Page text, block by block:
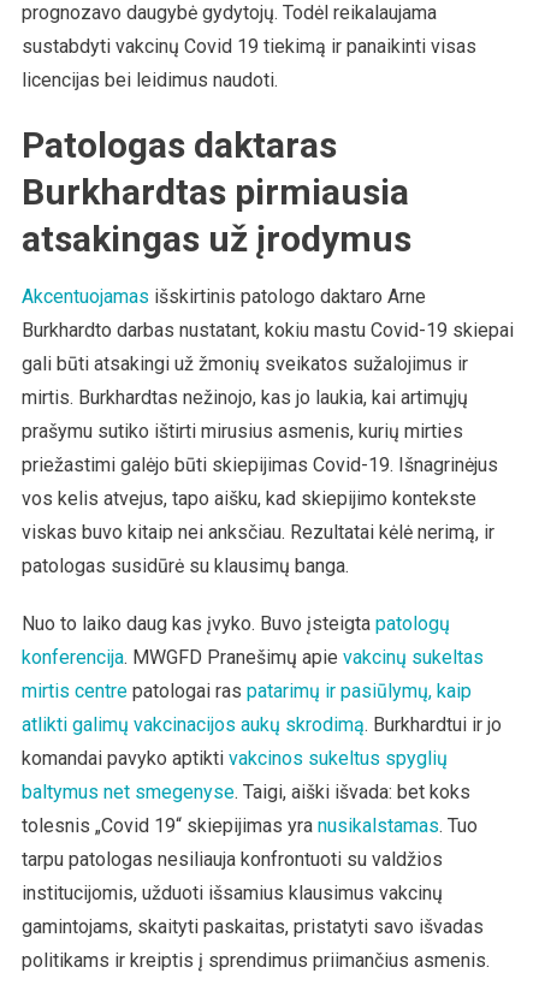
prognozavo daugybė gydytojų. Todėl reikalaujama
sustabdyti vakcinų Covid 19 tiekimą ir panaikinti visas
licencijas bei leidimus naudoti.
Patologas daktaras
Burkhardtas pirmiausia
atsakingas už įrodymus
Akcentuojamas išskirtinis patologo daktaro Arne
Burkhardto darbas nustatant, kokiu mastu Covid-19 skiepai
gali būti atsakingi už žmonių sveikatos sužalojimus ir
mirtis. Burkhardtas nežinojo, kas jo laukia, kai artimųjų
prašymu sutiko ištirti mirusius asmenis, kurių mirties
priežastimi galėjo būti skiepijimas Covid-19. Išnagrinėjus
vos kelis atvejus, tapo aišku, kad skiepijimo kontekste
viskas buvo kitaip nei anksčiau. Rezultatai kėlė nerimą, ir
patologas susidūrė su klausimų banga.
Nuo to laiko daug kas įvyko. Buvo įsteigta patologų
konferencija. MWGFD Pranešimų apie vakcinų sukeltas
mirtis centrepatologai ras patarimų ir pasiūlymų, kaip
atlikti galimų vakcinacijos aukų skrodimą. Burkhardtui ir jo
komandai pavyko aptikti vakcinos sukeltus spyglių
baltymus net smegenyse. Taigi, aiški išvada: bet koks
tolesnis „Covid 19“ skiepijimas yra nusikalstamas. Tuo
tarpu patologas nesiliauja konfrontuoti su valdžios
institucijomis, užduoti išsamius klausimus vakcinų
gamintojams, skaityti paskaitas, pristatyti savo išvadas
politikams ir kreiptis į sprendimus priimančius asmenis.